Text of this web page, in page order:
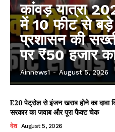
कांवड़ यात्रा
में 10 फीट से बड़े
प्रशासन की
पर ₹50 हजार
Ainnews1 - August 5, 2026
E20 पेट्रोल से इंजन खराब होने का दावा
सरकार का जवाब और पूरा फैक्ट चेक
देश August 5, 2026